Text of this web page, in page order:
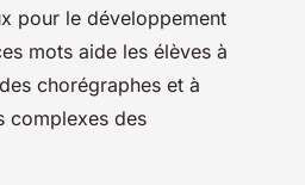
pour le développement
mots aide les élèves à
chorégraphes et à
complexes des